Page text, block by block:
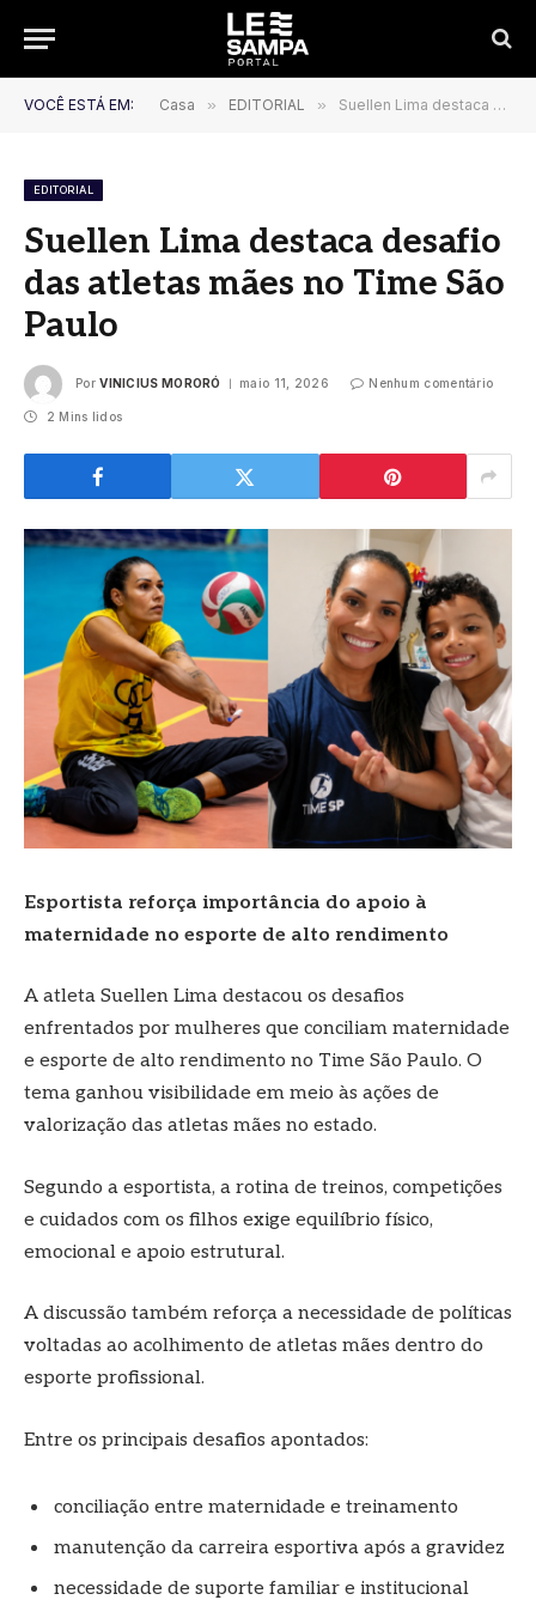
VOCÊ ESTÁ EM: Casa » EDITORIAL » Suellen Lima destaca desafio das atletas mães no Time São Paulo
EDITORIAL
Suellen Lima destaca desafio
das atletas mães no Time São
Paulo
Por VINICIUS MORORÓ maio 11, 2026 Nenhum comentário
2 Mins lidos
Esportista reforça importância do apoio à
maternidade no esporte de alto rendimento
A atleta Suellen Lima destacou os desafios
enfrentados por mulheres que conciliam maternidade
e esporte de alto rendimento no Time São Paulo. O
tema ganhou visibilidade em meio às ações de
valorização das atletas mães no estado.
Segundo a esportista, a rotina de treinos, competições
e cuidados com os filhos exige equilíbrio físico,
emocional e apoio estrutural.
A discussão também reforça a necessidade de políticas
voltadas ao acolhimento de atletas mães dentro do
esporte profissional.
Entre os principais desafios apontados:
conciliação entre maternidade e treinamento
manutenção da carreira esportiva após a gravidez
necessidade de suporte familiar e institucional